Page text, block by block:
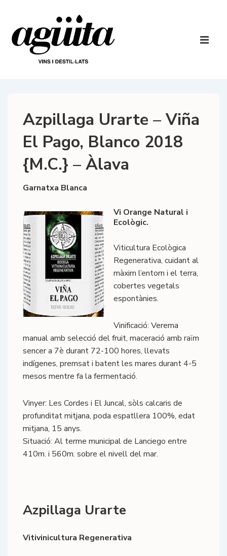
contingut
principal
Azpillaga Urarte – Viña
El Pago, Blanco 2018
{M.C.} – Àlava
Garnatxa Blanca
Vi Orange Natural i
Ecològic.
Viticultura Ecològica
Regenerativa, cuidant al
màxim l’entorn i el terra,
cobertes vegetals
espontànies.
Vinificació: Verema
manual amb selecció del fruit, maceració amb raïm
sencer a 7è durant 72-100 hores, llevats
indígenes, premsat i batent les mares durant 4-5
mesos mentre fa la fermentació.
Vinyer: Les Cordes i El Juncal, sòls calcaris de
profunditat mitjana, poda espatllera 100%, edat
mitjana, 15 anys.
Situació: Al terme municipal de Lanciego entre
410m. i 560m. sobre el nivell del mar.
Azpillaga Urarte
Vitivinicultura Regenerativa